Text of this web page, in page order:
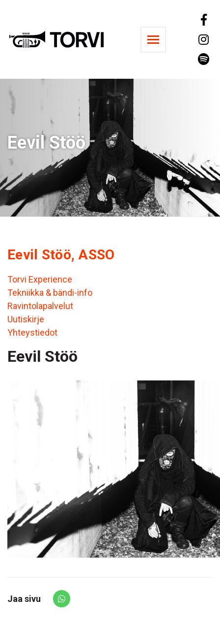
Ravintola Torvi
Eevil Stöö
Eevil Stöö, ASSO
Torvi Experience
Tekniikka & bändi-info
Ravintolapalvelut
Uutiskirje
Yhteystiedot
Eevil Stöö
Jaa sivu
Share via Whatsapp